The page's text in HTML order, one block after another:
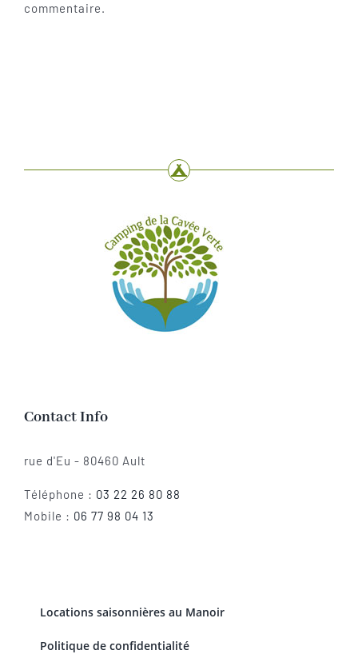
commentaire.
Contact Info
rue d'Eu - 80460 Ault
Téléphone : 03 22 26 80 88
Mobile : 06 77 98 04 13
Locations saisonnières au Manoir
Politique de confidentialité